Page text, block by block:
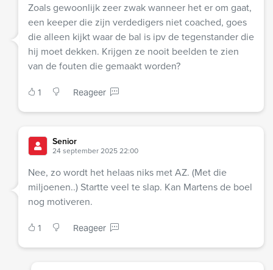
Zoals gewoonlijk zeer zwak wanneer het er om gaat,
een keeper die zijn verdedigers niet coached, goes
die alleen kijkt waar de bal is ipv de tegenstander die
hij moet dekken. Krijgen ze nooit beelden te zien
van de fouten die gemaakt worden?
1 Reageer
Senior
24 september 2025 22:00
Nee, zo wordt het helaas niks met AZ. (Met die
miljoenen..) Startte veel te slap. Kan Martens de boel
nog motiveren.
1 Reageer